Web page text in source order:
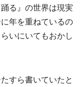
る』の世界は現実
年を重ねているの
いにいてもおかし
すら書いていたと